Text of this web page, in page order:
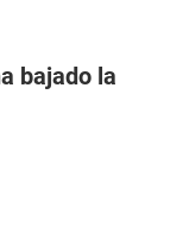
bajado la